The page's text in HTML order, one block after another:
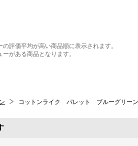
評価平均が高い商品順に表示されます。
がある商品となります。
コットンライク パレット ブルーグリー